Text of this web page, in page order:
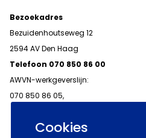
Cookies
Bezoekadres
Bezuidenhoutseweg 12
2594 AV Den Haag
Telefoon 070 850 86 00
AWVN-werkgeverslijn:
070 850 86 05,